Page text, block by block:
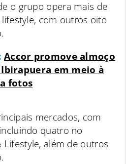
o grupo opera mais de
com outros oito
Accor promove almoço
em meio à
fotos
mercados, com
quatro no
além de outros